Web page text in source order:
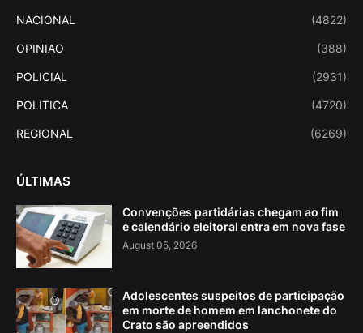
NACIONAL (4822)
OPINIAO (388)
POLICIAL (2931)
POLITICA (4720)
REGIONAL (6269)
ÚLTIMAS
Convenções partidárias chegam ao fim
e calendário eleitoral entra em nova fase
August 05, 2026
Adolescentes suspeitos de participação
em morte de homem em lanchonete do
Crato são apreendidos